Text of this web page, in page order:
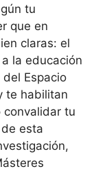
tu
que en
claras: el
la educación
Espacio
te habilitan
convalidar tu
esta